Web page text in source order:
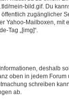
mein-bild.gif. Du
zugänglicher
Yahoo-Mailboxen, mit
Tag „[img]“.
deshalb
oben in jedem
schreiben
ab.